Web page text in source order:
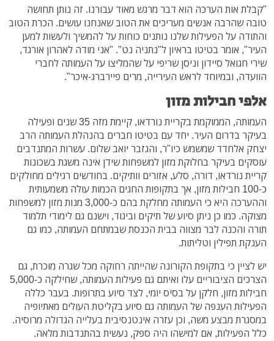
"קבלת אות הערכה הוא דבר מרגש מאוד עבורנו. זה נותן תחושה
טובה שהרבה אנשים מעריכים את הטוב שאנחנו עושים. הכרת הטוב
והתודה על הפעילות שלנו נותנים כוחות על להמשיך ולעשות למען
העיר", אומר בטיטו בראיון ל"נתניה נט". "אני מודה לאהרון אורגד,
שירי חגואל סיידון וניסן שריפי על שהמליצו על העמותה לחברי
הוועדה, ובמיוחד לראש העירייה, מרים פיירברג-איכר".
אלפי חבילות מזון
העמותה, הממוקמת בקריית נורדאו, קיימת מזה 35 שנים ופעילה
בעיקר בדרום העיר. יחד עם בטיטו חברים בהנהלת העמותה הרב
יצחק אלחדד שמשמש כיו"ר, והגזבר יואב שלום. עשרות המתנדבים
עוסקים בעיקר בחלוקת מזון למשפחות שידן אינה משגת בשכונות
קריית נורדאו, דורה, סלע, אזורים וותיקים. בחודשים רגילים מחולקים
כ-100 חבילות מזון, אך בתקופות החגים הכמות עולה משמעותית
וההערכה היא כי העמותה מחלקת בהם כ-3,000 מנות מזון למשפחות
מצוקה. כמו כן ניתן סיוע של תיקים וביגוד, וישנם גם לימודי תלמוד
תורה והכנה לבר מצווה בבית הכנסת שבמתחם העמותה, כמו גם
הענקת תפילין וטליתות.
יש לציין כי בתקופת הקורונה שהייתה רחוקה מכל שגרה מוכרת, גם
הצרכים הציבוריים עלו ואיתם גם פעילות העמותה, שחילקה כ-5,000
חבילות מזון, חלקן על בסיס יומי, לצד סיוע בתרופות. בעבר כללה
הפעילות הענפה של העמותה גם סיוע בקליטת העולים מאתיופיה
במסגרת מבצע משה, וכן עזרה אינטנסיבית בעלייה הגדולה מרוסיה.
כלל הפעילות, אם למישהו היה ספק, נעשית בהתנדבות מלאה.